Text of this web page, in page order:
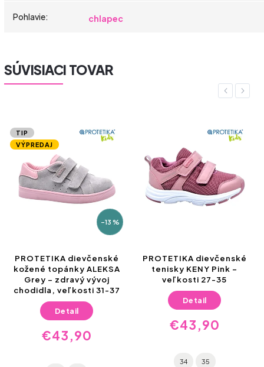
Pohlavie: chlapec
SÚVISIACI TOVAR
Previous
TIP
VÝPREDAJ
–13 %
PROTETIKA dievčenské
kožené topánky ALEKSA
Grey – zdravý vývoj
chodidla, veľkosti 31-37
€43,90
Detail
PROTETIKA dievčenské
tenisky KENY Pink –
veľkosti 27-35
€43,90
Detail
34 35
Next